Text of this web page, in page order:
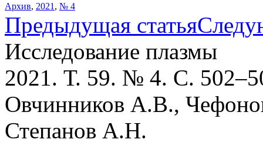
Архив, 2021 , № 4
Предыдущая статья
Исследование плазмы
2021. Т. 59. № 4. С.
Овчинников А.В.,
Степанов А.Н.